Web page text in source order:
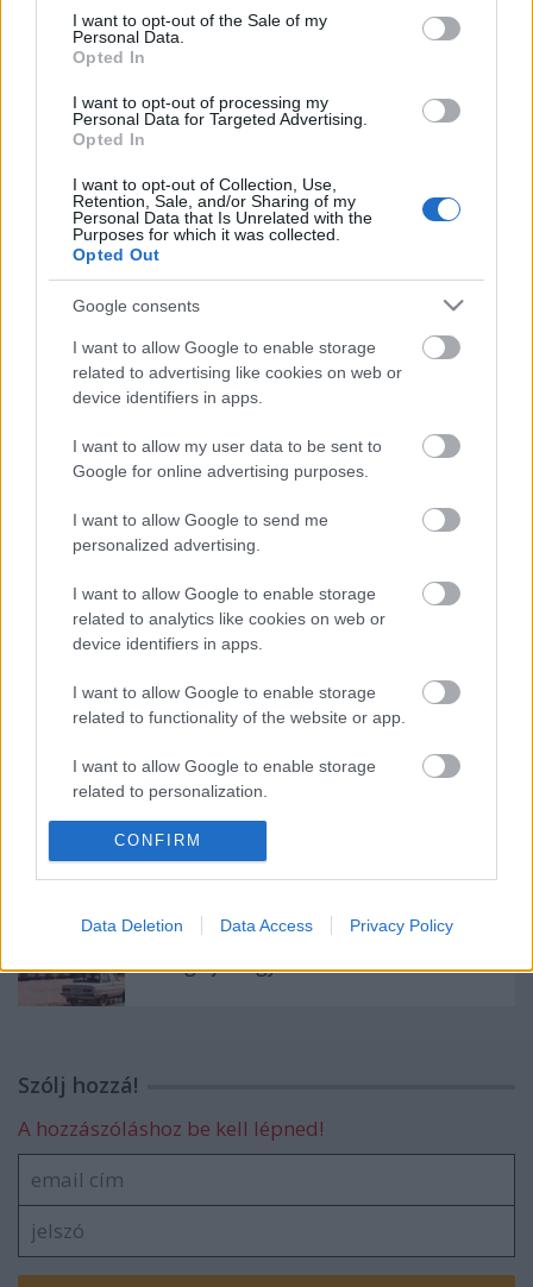
consent section.
I want to opt-out of the Sale of my
Personal Data.
Opted In
I want to opt-out of processing my
Personal Data for Targeted Advertising.
Opted In
I want to opt-out of Collection, Use,
Retention, Sale, and/or Sharing of my
Personal Data that Is Unrelated with the
Purposes for which it was collected.
Opted Out
Google consents
I want to allow Google to enable storage
related to advertising like cookies on web or
device identifiers in apps.
I want to allow my user data to be sent to
Google for online advertising purposes.
I want to allow Google to send me
personalized advertising.
I want to allow Google to enable storage
related to analytics like cookies on web or
device identifiers in apps.
I want to allow Google to enable storage
related to functionality of the website or app.
I want to allow Google to enable storage
related to personalization.
I want to allow Google to enable storage
related to security, including authentication
user protection.
CONFIRM
Data Deletion Data Access Privacy Policy
bemutató toy toys szovjetunió antik szocialista cccp review
spiel régiség soviet játék múzeum socialism
régi játék
vintage toy játékmúzeum tv blog tv
Ajánlott bejegyzések:
Így újítanak játékokat a profik 1.
„Avtonormal” Gépgyár
Norma Lunochod-N
Морской бой lövöldözős játék
Kalandozások a Szovjetunióban - A
Raduga játékgyár
Szólj hozzá!
A hozzászóláshoz be kell lépned!